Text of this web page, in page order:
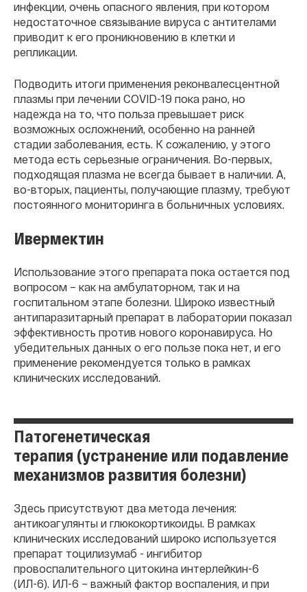
инфекции, очень опасного явления, при котором
недостаточное связывание вируса с антителами
приводит к его проникновению в клетки и
репликации.
Подводить итоги применения реконвалесцентной
плазмы при лечении COVID-19 пока рано, но
надежда на то, что польза превышает риск
возможных осложнений, особенно на ранней
стадии заболевания, есть. К сожалению, у этого
метода есть серьезные ограничения. Во-первых,
подходящая плазма не всегда бывает в наличии. А,
во-вторых, пациенты, получающие плазму, требуют
постоянного мониторинга в больничных условиях.
Ивермектин
Использование этого препарата пока остается под
вопросом – как на амбулаторном, так и на
госпитальном этапе болезни. Широко известный
антипаразитарный препарат в лаборатории показал
эффективность против нового коронавируса. Но
убедительных данных о его пользе пока нет, и его
применение рекомендуется только в рамках
клинических исследований.
Патогенетическая
терапия (устранение или подавление
механизмов развития болезни)
Здесь присутствуют два метода лечения:
антикоагулянты и глюкокортикоиды. В рамках
клинических исследований широко используется
препарат тоцилизумаб - ингибитор
провоспалительного цитокина интерлейкин-6
(ИЛ-6). ИЛ-6 – важный фактор воспаления, и при